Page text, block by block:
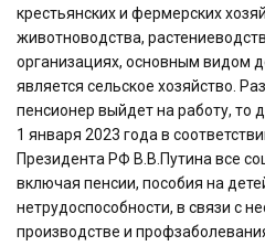
крестьянских и фермерских
животноводства,
организациях, основным видом
является сельское хозяйство.
пенсионер выйдет на работу, то
1 января 2023 года в
Президента РФ В.В.Путина все
включая пенсии, пособия на
нетрудоспособности, в связи с
производстве и